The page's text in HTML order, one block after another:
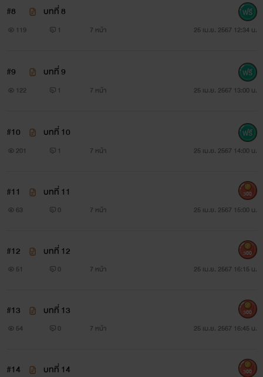
#8 บทที่ 8
119 1 7 หน้า 25 เม.ย. 2567 12:34 น.
#9 บทที่ 9
122 1 7 หน้า 25 เม.ย. 2567 13:00 น.
#10 บทที่ 10
201 1 7 หน้า 25 เม.ย. 2567 14:00 น.
#11 บทที่ 11
63 0 7 หน้า 25 เม.ย. 2567 15:00 น.
300
#12 บทที่ 12
51 0 7 หน้า 25 เม.ย. 2567 16:15 น.
300
#13 บทที่ 13
54 0 7 หน้า 25 เม.ย. 2567 16:45 น.
300
#14 บทที่ 14 300